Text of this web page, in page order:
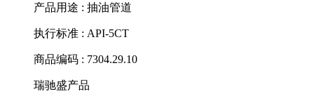
产品用途 : 抽油管道
执行标准 : API-5CT
商品编码 : 7304.29.10
瑞驰盛产品